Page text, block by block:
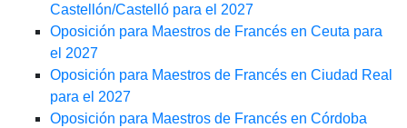
Castellón/Castelló para el 2027
Oposición para Maestros de Francés en Ceuta para
el 2027
Oposición para Maestros de Francés en Ciudad Real
para el 2027
Oposición para Maestros de Francés en Córdoba